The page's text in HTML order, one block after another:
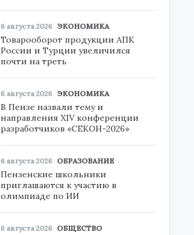
6 августа 2026 ЭКОНОМИКА
Товарооборот продукции АПК
России и Турции увеличился
почти на треть
6 августа 2026 ЭКОНОМИКА
В Пензе назвали тему и
направления XIV конференции
разработчиков «СЕКОН-2026»
6 августа 2026 ОБРАЗОВАНИЕ
Пензенские школьники
приглашаются к участию в
олимпиаде по ИИ
6 августа 2026 ОБЩЕСТВО